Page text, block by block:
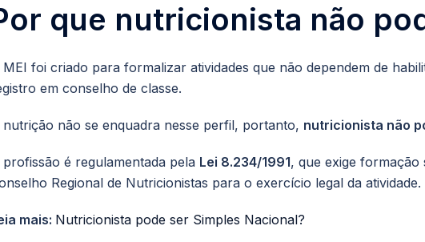
que nutricionista não
MEI foi criado para formalizar atividades que não dependem de
em conselho de classe.
nutrição não se enquadra nesse perfil, portanto, nutricionista não
profissão é regulamentada pela Lei 8.234/1991, que exige
Regional de Nutricionistas para o exercício legal da atividade.
mais: Nutricionista pode ser Simples Nacional?